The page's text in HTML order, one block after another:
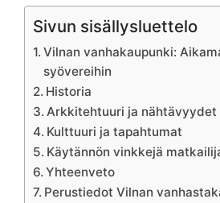
Sivun sisällysluettelo
Vilnan vanhakaupunki:
syövereihin
Historia
Arkkitehtuuri ja nähtävyydet
Kulttuuri ja tapahtumat
Käytännön vinkkejä
Yhteenveto
Perustiedot Vilnan